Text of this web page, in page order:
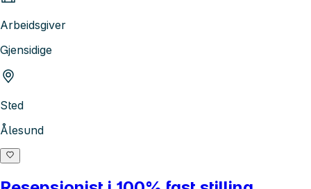
Arbeidsgiver
Gjensidige
Sted
Ålesund